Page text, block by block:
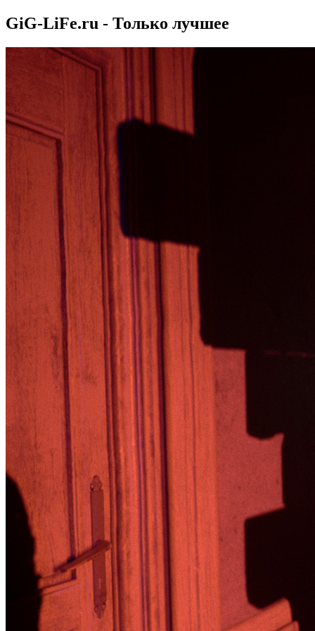
GiG-LiFe.ru - Только лучшее